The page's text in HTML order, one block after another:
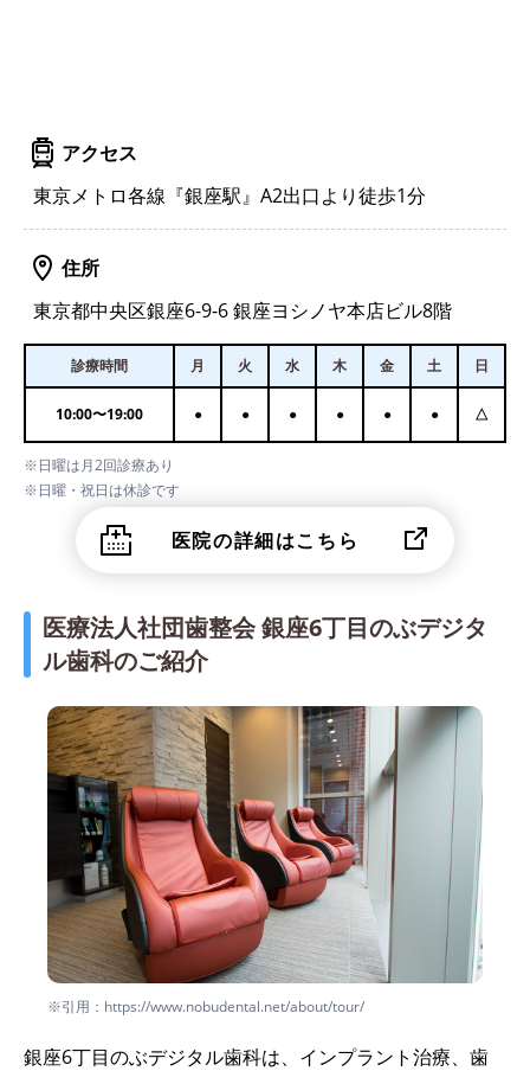
アクセス
東京メトロ各線『銀座駅』A2出口より徒歩1分
住所
東京都中央区銀座6-9-6 銀座ヨシノヤ本店ビル8階
診療時間 月 火 水 木 金 土 日
10:00〜19:00 ● ● ● ● ● ● △
※日曜は月2回診療あり
※日曜・祝日は休診です
医院の詳細はこちら
医療法人社団歯整会 銀座6丁目のぶデジタ
ル歯科のご紹介
※引用：https://www.nobudental.net/about/tour/
銀座6丁目のぶデジタル歯科は、インプラント治療、歯